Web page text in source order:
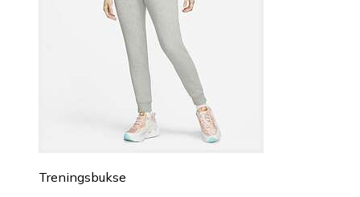
Treningsbukse